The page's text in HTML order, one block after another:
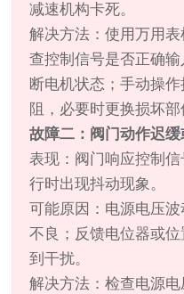
减速机构卡死。
解决方法：使用万用
查控制信号是否正确
断电机状态；手动操
阻，必要时更换损坏部
故障二：阀门动作迟缓
表现：阀门响应控制
行时出现抖动现象。
可能原因：电源电压
不良；反馈电位器或
到干扰。
解决方法：检查电源